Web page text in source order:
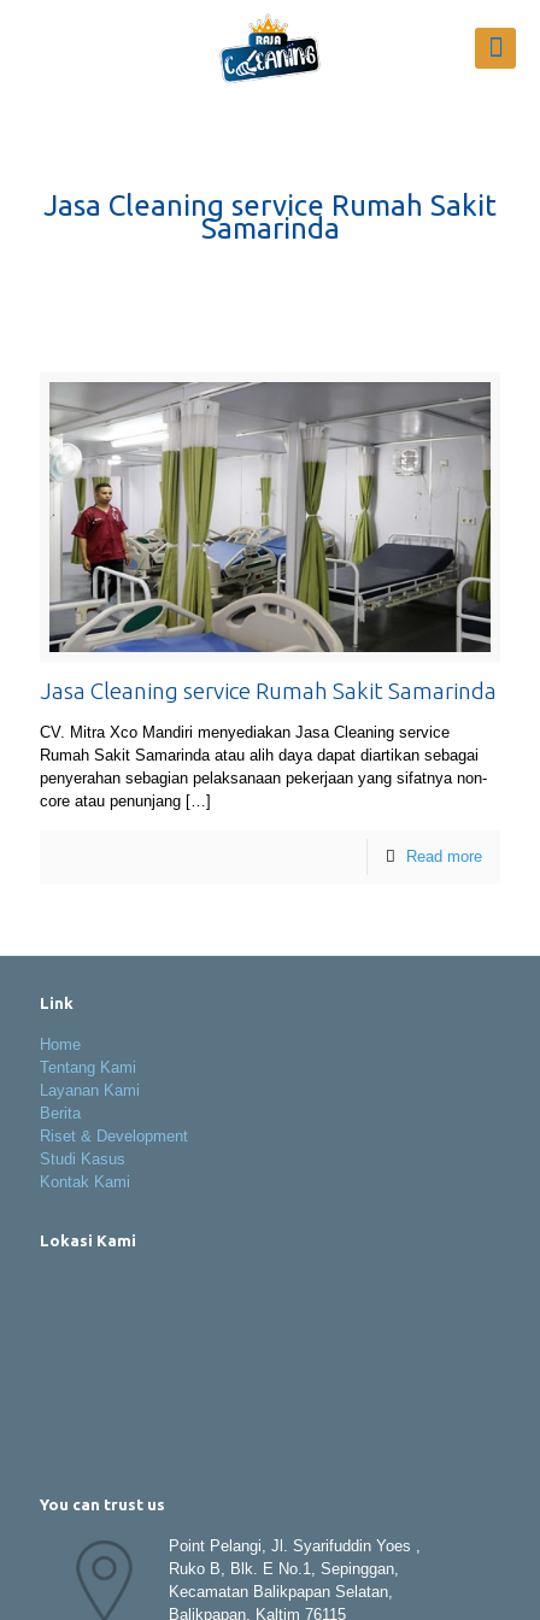
Jasa Cleaning service Rumah Sakit
Samarinda
Jasa Cleaning service Rumah Sakit Samarinda
CV. Mitra Xco Mandiri menyediakan Jasa Cleaning service
Rumah Sakit Samarinda atau alih daya dapat diartikan sebagai
penyerahan sebagian pelaksanaan pekerjaan yang sifatnya non-
core atau penunjang […]
Read more
Link
Home
Tentang Kami
Layanan Kami
Berita
Riset & Development
Studi Kasus
Kontak Kami
Lokasi Kami
You can trust us
Point Pelangi, Jl. Syarifuddin Yoes ,
Ruko B, Blk. E No.1, Sepinggan,
Kecamatan Balikpapan Selatan,
Balikpapan, Kaltim 76115